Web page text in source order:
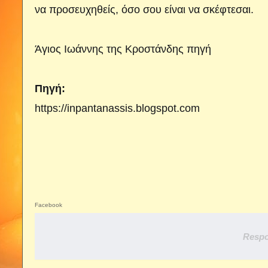
να προσευχηθείς, όσο σου είναι να σκέφτεσαι.
Άγιος Ιωάννης της Κροστάνδης πηγή
Πηγή:
https://inpantanassis.blogspot.com
Facebook